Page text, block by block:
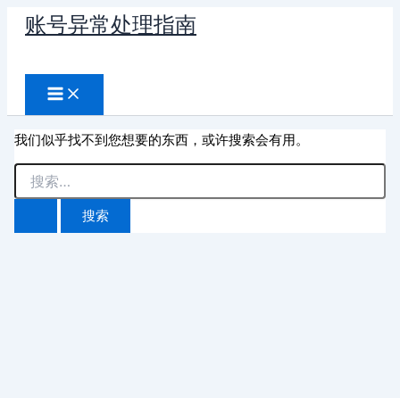
账号异常处理指南
索
我们似乎找不到您想要的东西，或许搜索会有用。
搜
索：